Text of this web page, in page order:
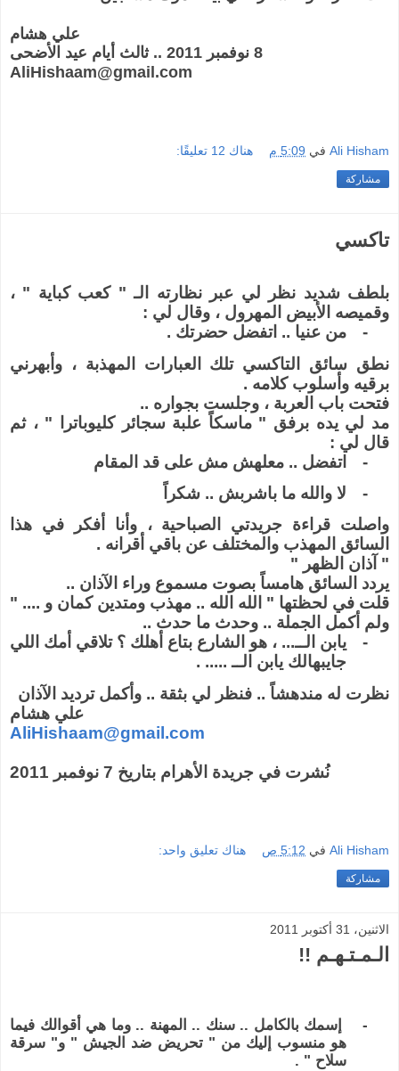
علي هشام
8 نوفمبر 2011 .. ثالث أيام عيد الأضحى
AliHishaam@gmail.com
Ali Hisham في 5:09 م هناك 12 تعليقًا:
مشاركة
تاكسي
بلطف شديد نظر لي عبر نظارته الـ " كعب كباية " ،
وقميصه الأبيض المهرول ، وقال لي :
-
من عنيا .. اتفضل حضرتك .
نطق سائق التاكسي تلك العبارات المهذبة ، وأبهرني
برقيه وأسلوب كلامه .
فتحت باب العربة ، وجلست بجواره ..
مد لي يده برفق " ماسكاً علبة سجائر كليوباترا " ، ثم
قال لي :
-
اتفضل .. معلهش مش على قد المقام
-
لا والله ما باشربش .. شكراً
واصلت قراءة جريدتي الصباحية ، وأنا أفكر في هذا
السائق المهذب والمختلف عن باقي أقرانه .
" آذان الظهر "
يردد السائق هامساً بصوت مسموع وراء الآذان ..
قلت في لحظتها " الله الله .. مهذب ومتدين كمان و .... "
ولم أكمل الجملة .. وحدث ما حدث ..
-
يابن الــ... ، هو الشارع بتاع أهلك ؟ تلاقي أمك اللي
جايبهالك يابن الــ ..... .
نظرت له مندهشاً .. فنظر لي بثقة .. وأكمل ترديد الآذان
علي هشام
AliHishaam@gmail.com
نُشرت في جريدة الأهرام بتاريخ 7 نوفمبر 2011
Ali Hisham في 5:12 ص هناك تعليق واحد:
مشاركة
الاثنين، 31 أكتوبر 2011
الـمـتـهـم !!
-
إسمك بالكامل .. سنك .. المهنة .. وما هي أقوالك فيما
هو منسوب إليك من " تحريض ضد الجيش " و" سرقة
سلاح " .